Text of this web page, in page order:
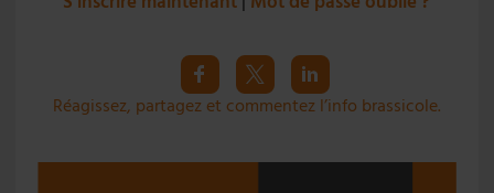
Réagissez, partagez et commentez l’info brassicole.